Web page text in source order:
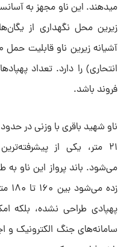
میدهند. این ناو مجهز به
زیرین محل نگهداری از
فروند باشد.
۲۱ متر، یکی از
می‌شود. باند پرواز این ناو
پهپادی طراحی نشده، بلکه
سامانه‌های جنگ الکترونیک و